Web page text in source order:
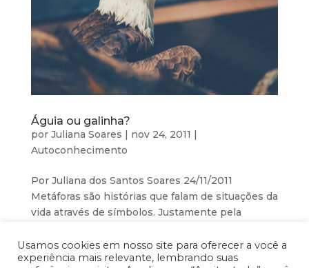
Águia ou galinha?
por Juliana Soares | nov 24, 2011 |
Autoconhecimento
Por Juliana dos Santos Soares 24/11/2011
Metáforas são histórias que falam de situações da
vida através de símbolos. Justamente pela
elementos lúdicos, elas nos trazem uma visão
diferente, despertando-nos para novas...
Usamos cookies em nosso site para oferecer a você a
experiência mais relevante, lembrando suas